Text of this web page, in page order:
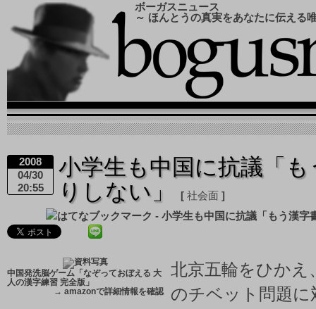
ボーガスニュース
～ ほんとうの真実をあなたに伝える
2008
04/30
20:55
小学生も中国に抗議「
りしない」
社会面
中国発洗脳ゲーム「なぞっておぼえる 大
人の漢字練習 完全版」
→ amazonで詳細情報を確認
北京五輪をひかえ
のチベット問題